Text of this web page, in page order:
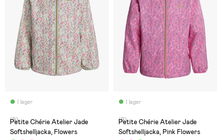
I lager
(9)
Petite Chérie Atelier Jade
Softshelljacka, Flowers
I lager
(9)
Petite Chérie Atelier Jade
Softshelljacka, Pink Flowers